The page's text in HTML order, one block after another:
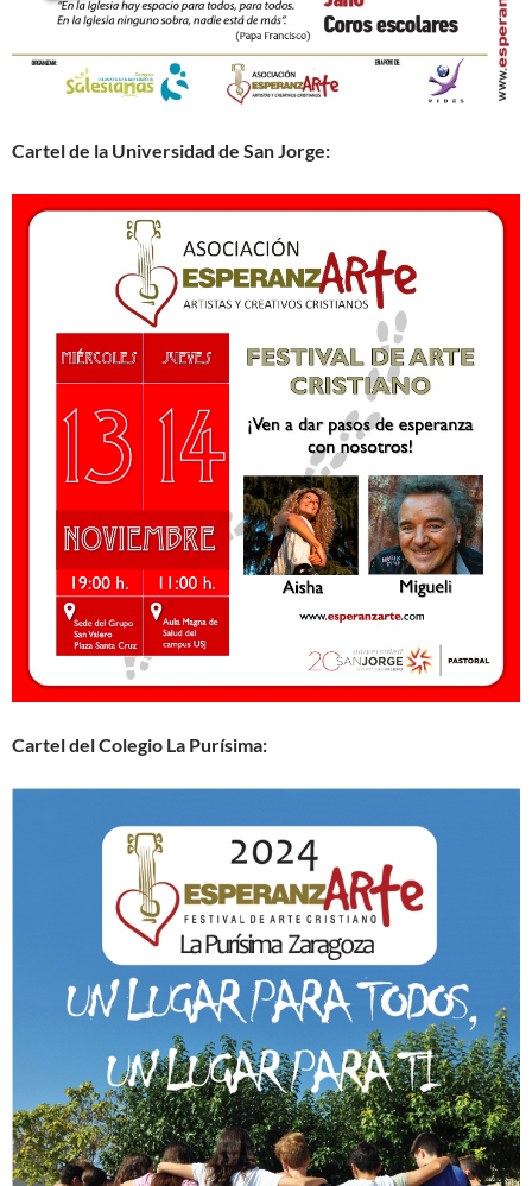
Cartel de la Universidad de San Jorge:
Cartel del Colegio La Purísima: